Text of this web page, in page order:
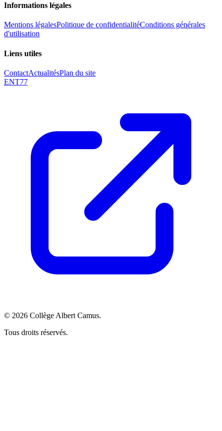
Informations légales
Mentions légalesPolitique de confidentialitéConditions générales
d'utilisation
Liens utiles
ContactActualitésPlan du site
ENT77
© 2026 Collège Albert Camus.
Tous droits réservés.